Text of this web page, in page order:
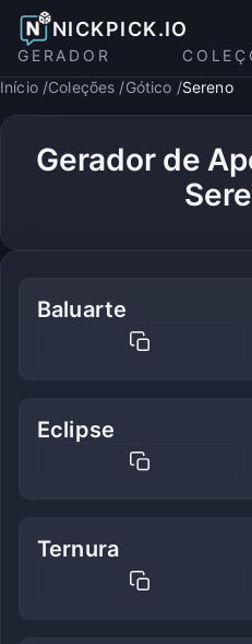
NICKPICK.IO
GERADOR
Início Coleções Gótico Sereno
Gerador de
Baluarte
Eclipse
Ternura